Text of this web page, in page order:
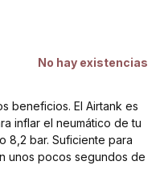
No hay existencias
beneficios. El Airtank es
inflar el neumático de tu
8,2 bar. Suficiente para
unos pocos segundos de